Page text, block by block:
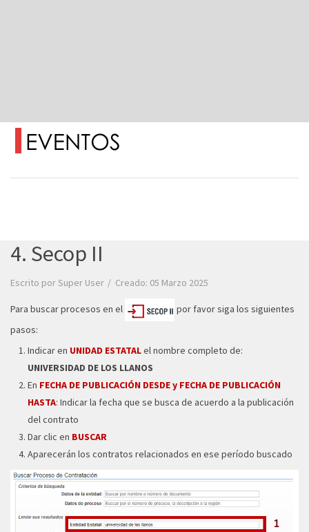
4. Secop II
Escrito porSuper User Creado: 05 Marzo 2025
Para buscar procesos en el
por favor siga los siguientes
pasos:
Indicar en UNIDAD ESTATALel nombre completo de:
UNIVERSIDAD DE LOS LLANOS
En FECHA DE PUBLICACIÓN DESDE y FECHA DE PUBLICACIÓN
HASTA: Indicar la fecha que se busca de acuerdo a la publicación
del contrato
Dar clic en BUSCAR
Aparecerán los contratos relacionados en ese período buscado